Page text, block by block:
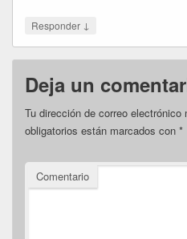
Responder ↓
Deja un
Tu dirección de correo electrónico
obligatorios están marcados con *
Comentario